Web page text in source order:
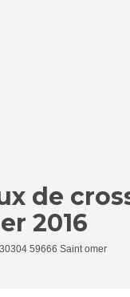
de
2016
59666 Saint omer